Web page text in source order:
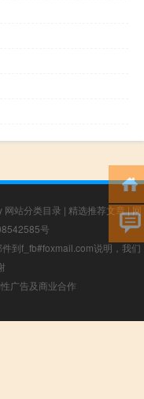
网站分类目录 | 精选推荐文章|网
号
到f_fb#foxmail.com说明，我们
广告及商业合作